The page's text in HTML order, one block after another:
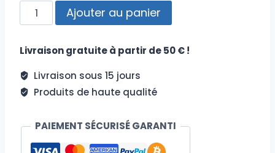
quantité
de
Lightning
Ajouter au panier
Livraison gratuite à partir de 50 € !
Livraison sous 15 jours
Produits de haute qualité
PAIEMENT SÉCURISÉ GARANTI